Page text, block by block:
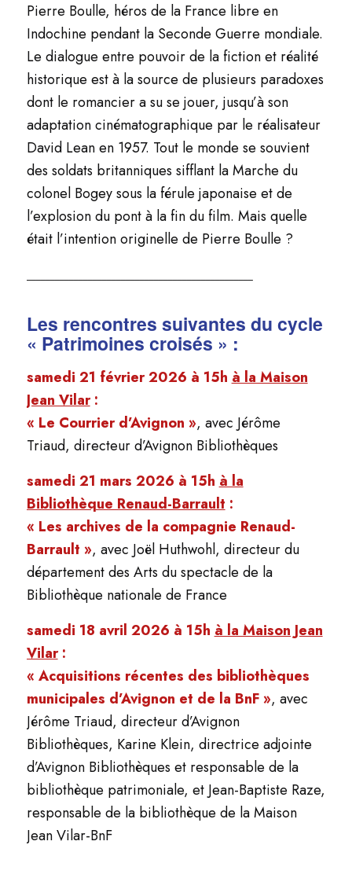
Pierre Boulle, héros de la France libre en
Indochine pendant la Seconde Guerre mondiale.
Le dialogue entre pouvoir de la fiction et réalité
historique est à la source de plusieurs paradoxes
dont le romancier a su se jouer, jusqu’à son
adaptation cinématographique par le réalisateur
David Lean en 1957. Tout le monde se souvient
des soldats britanniques sifflant la Marche du
colonel Bogey sous la férule japonaise et de
l’explosion du pont à la fin du film. Mais quelle
était l’intention originelle de Pierre Boulle ?
Les rencontres suivantes du cycle
« Patrimoines croisés » :
samedi 21 février 2026 à 15h à la Maison
Jean Vilar:
« Le Courrier d’Avignon », avec Jérôme
Triaud, directeur d’Avignon Bibliothèques
samedi 21 mars 2026 à 15h à la
Bibliothèque Renaud-Barrault :
« Les archives de la compagnie Renaud-
Barrault », avec Joël Huthwohl, directeur du
département des Arts du spectacle de la
Bibliothèque nationale de France
samedi 18 avril 2026 à 15h à la Maison Jean
Vilar:
« Acquisitions récentes des bibliothèques
municipales d’Avignon et de la BnF », avec
Jérôme Triaud, directeur d’Avignon
Bibliothèques, Karine Klein, directrice adjointe
d’Avignon Bibliothèques et responsable de la
bibliothèque patrimoniale, et Jean-Baptiste Raze,
responsable de la bibliothèque de la Maison
Jean Vilar-BnF